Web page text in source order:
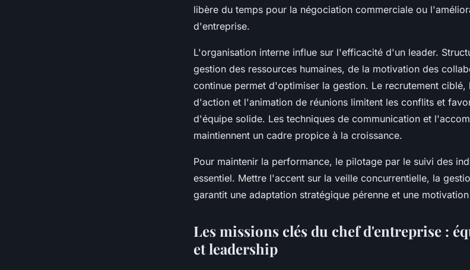
libère du temps pour la négociation commerciale ou
d'entreprise.
L'organisation interne influe sur l'efficacité d'un leader.
gestion des ressources humaines, de la motivation des
continue permet d'optimiser la gestion. Le recrutement
d'action et l'animation de réunions limitent les conflits et
d'équipe solide. Les techniques de communication et
maintiennent un cadre propice à la croissance.
Pour maintenir la performance, le pilotage par le suivi des
essentiel. Mettre l'accent sur la veille concurrentielle, la
garantit une adaptation stratégique pérenne et une
Les missions clés du chef d'entreprise :
et leadership